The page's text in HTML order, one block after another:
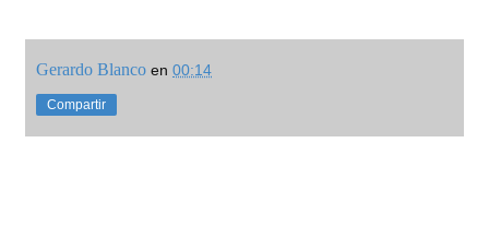
Gerardo Blanco en 00:14
Compartir